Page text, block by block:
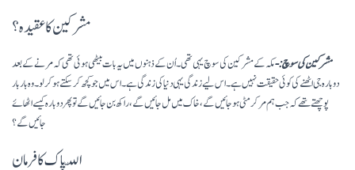
مشرکین کا عقیدہ؟
مشرکینکی سوچ:-مکہ کے مشرکین کی سوچ یہی تھی۔ اُن کے ذہنوں میں یہ بات بیٹھی ہوئی تھی کہ مرنے کے بعد
دوبارہ جی اٹھنے کی کوئی حقیقت نہیں ہے۔ اس لیے زندگی یہی دنیا کی زندگی ہے۔ اس میں جو کچھ کر سکتے ہو کر لو۔ وہ بار بار
پوچھتے تھے کہ جب ہم مر کر مٹی ہو جائیں گے، خاک میں مل جائیں گے، راکھ بن جائیں گے تو پھر دوبارہ کیسے اٹھائے
جائیں گے؟
اللّہ پاک کا فرمان